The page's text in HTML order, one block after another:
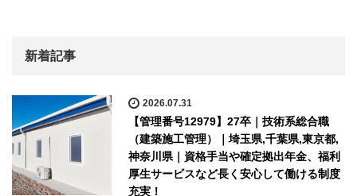
新着記事
2026.07.31
【管理番号12979】27卒｜技術系総合職
（建築施工管理）｜埼玉県,千葉県,東京都,
神奈川県｜資格手当や確定拠出年金、福利
厚生サービスなど長く安心して働ける制度
充実！